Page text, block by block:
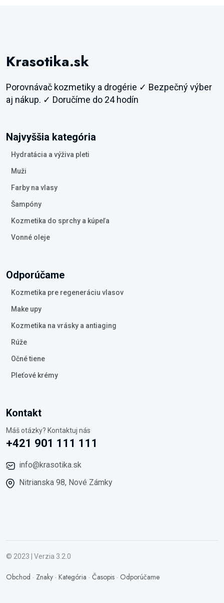
Krasotika.sk
Porovnávač kozmetiky a drogérie ✓ Bezpečný výber
aj nákup. ✓ Doručíme do 24 hodín
Najvyššia kategória
Hydratácia a výživa pleti
Muži
Farby na vlasy
Šampóny
Kozmetika do sprchy a kúpeľa
Vonné oleje
Odporúčame
Kozmetika pre regeneráciu vlasov
Make upy
Kozmetika na vrásky a antiaging
Rúže
Očné tiene
Pleťové krémy
Kontakt
Máš otázky? Kontaktuj nás
+421 901 111 111
info@krasotika.sk
Nitrianska 98, Nové Zámky
© 2023 | Verzia 3.2.0
Obchod · Znaky · Kategória · Časopis · Odporúčame